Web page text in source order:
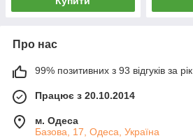
Про нас
99% позитивних з 93 відгуків за рік
Працює з 20.10.2014
м. Одеса
Базова, 17, Одеса, Україна